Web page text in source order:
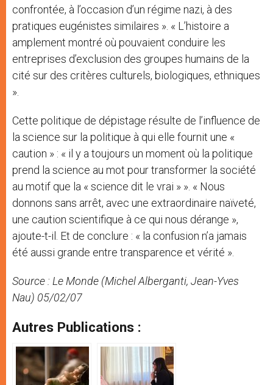
confrontée, à l’occasion d’un régime nazi, à des
pratiques eugénistes similaires ». « L’histoire a
amplement montré où pouvaient conduire les
entreprises d’exclusion des groupes humains de la
cité sur des critères culturels, biologiques, ethniques
».
Cette politique de dépistage résulte de l’influence de
la science sur la politique à qui elle fournit une «
caution » : « il y a toujours un moment où la politique
prend la science au mot pour transformer la société
au motif que la « science dit le vrai » ». « Nous
donnons sans arrêt, avec une extraordinaire naïveté,
une caution scientifique à ce qui nous dérange »,
ajoute-t-il. Et de conclure : « la confusion n’a jamais
été aussi grande entre transparence et vérité ».
Source : Le Monde (Michel Alberganti, Jean-Yves
Nau) 05/02/07
Autres Publications :